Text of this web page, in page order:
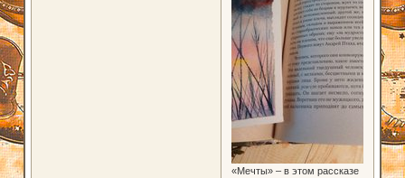
«Мечты» – в этом рассказе